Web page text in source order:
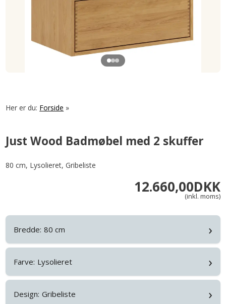
Her er du: Forside »
Just Wood Badmøbel med 2 skuffer
80 cm, Lysolieret, Gribeliste
12.660,00DKK
(inkl. moms)
Bredde: 80 cm ›
Farve: Lysolieret ›
Design: Gribeliste ›